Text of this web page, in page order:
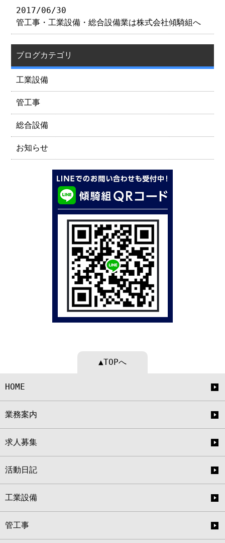
2017/06/30
管工事・工業設備・総合設備業は株式会社傾騎組へ
ブログカテゴリ
工業設備
管工事
総合設備
お知らせ
▲TOPへ
HOME
業務案内
求人募集
活動日記
工業設備
管工事